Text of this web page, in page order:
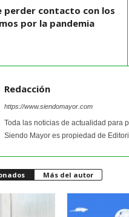
perder contacto con los
por la pandemia
Redacción
https://www.siendomayor.com
Toda las noticias de actualidad para
Siendo Mayor es propiedad de
Más del autor